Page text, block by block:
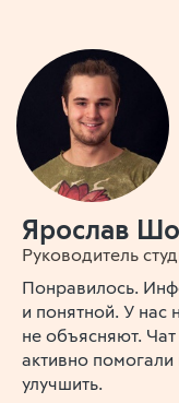
Ярослав
Руководитель
Понравилось.
и понятной. У нас
не объясняют.
активно
улучшить.